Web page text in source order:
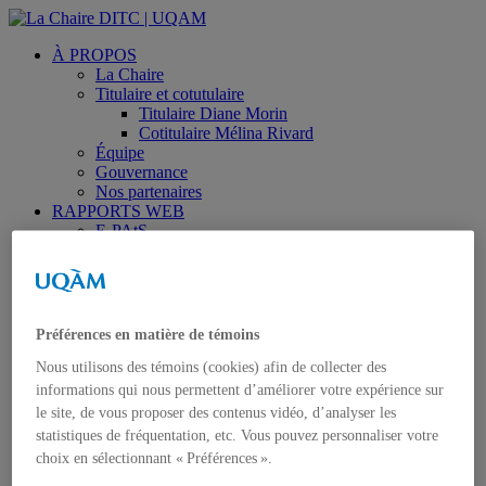
À PROPOS
La Chaire
Titulaire et cotutulaire
Titulaire Diane Morin
Cotitulaire Mélina Rivard
Équipe
Gouvernance
Nos partenaires
RAPPORTS WEB
E-PAtS
VCMF
PROJETS
DIFFUSION
ATTID
ÉTAP
CONTACT
Rechercher
Menu Menu
Préférences en matière de témoins
Nous utilisons des témoins (cookies) afin de collecter des
informations qui nous permettent d’améliorer votre expérience sur
le site, de vous proposer des contenus vidéo, d’analyser les
statistiques de fréquentation, etc. Vous pouvez personnaliser votre
choix en sélectionnant « Préférences ».